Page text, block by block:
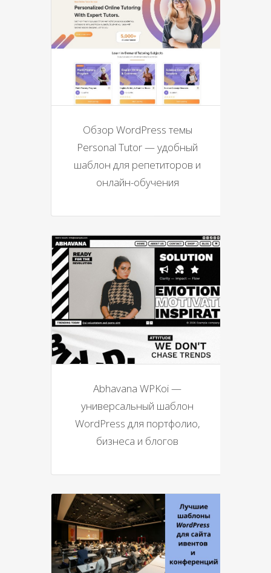
Обзор WordPress темы
Personal Tutor — удобный
шаблон для репетиторов и
онлайн-обучения
Abhavana WPKoi —
универсальный шаблон
WordPress для портфолио,
бизнеса и блогов